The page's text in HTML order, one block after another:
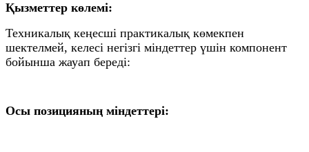
Қызметтер көлемі:
Техникалық кеңесші практикалық көмекпен
шектелмей, келесі негізгі міндеттер үшін компонент
бойынша жауап береді:
Осы позицияның міндеттері: